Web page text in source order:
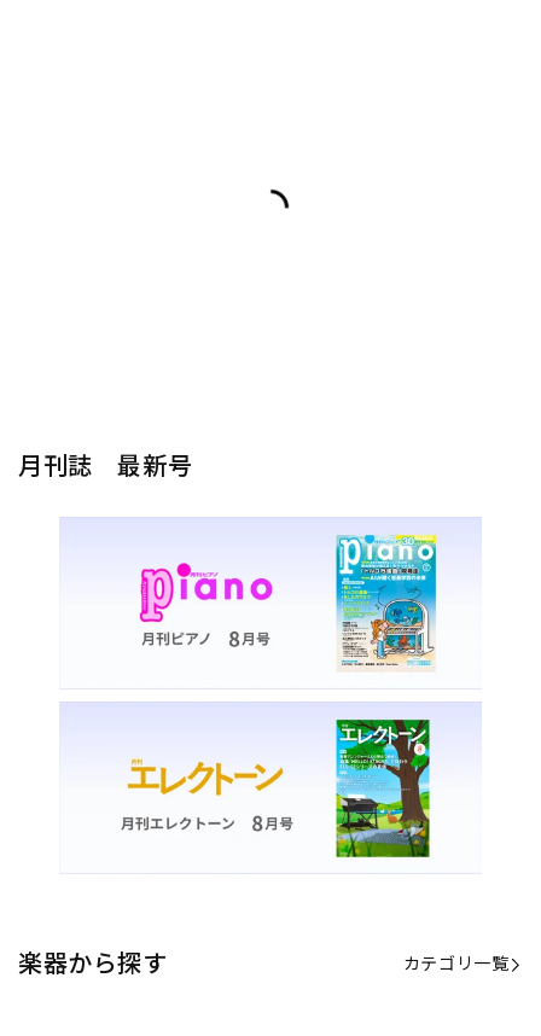
月刊誌 最新号
楽器から探す カテゴリ一覧